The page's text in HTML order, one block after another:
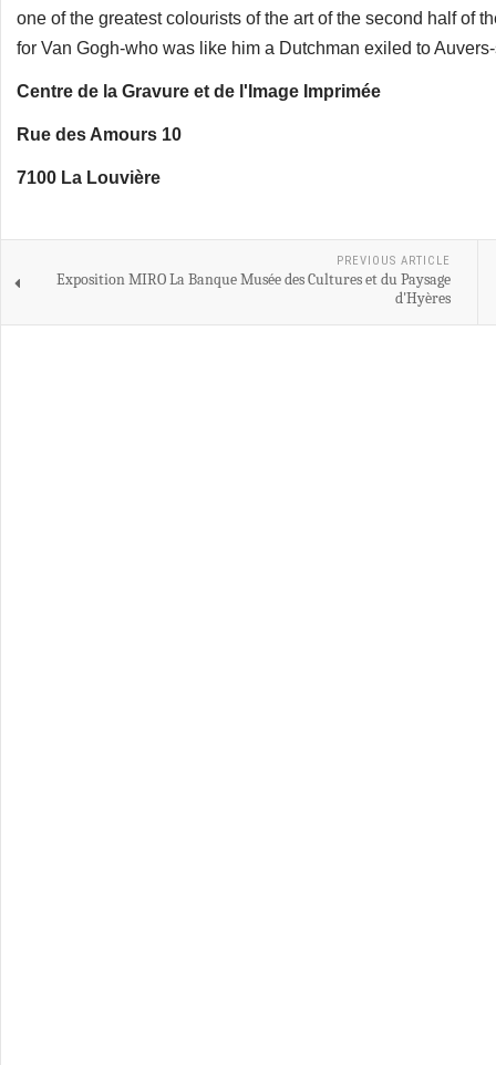
one of the greatest colourists of the art of the second half of
for Van Gogh-who was like him a Dutchman exiled to
Centre de la Gravure et de l'Image Imprimée
Rue des Amours 10
7100 La Louvière
PREVIOUS ARTICLE
Exposition MIRO La Banque Musée des Cultures et du Paysage
d'Hyères